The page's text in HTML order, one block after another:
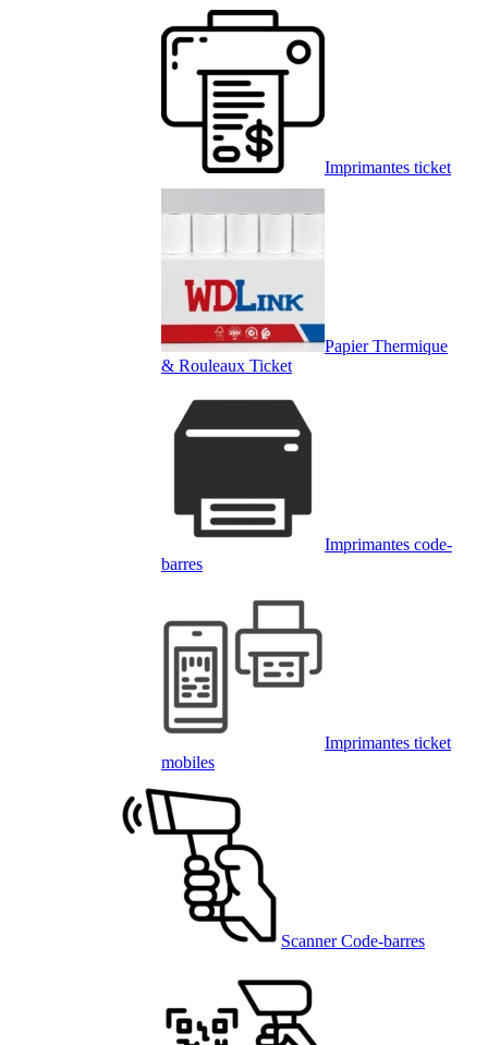
Imprimantes ticket
Papier Thermique
& Rouleaux Ticket
Imprimantes code-
barres
Imprimantes ticket
mobiles
Scanner Code-barres